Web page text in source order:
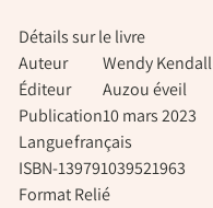
Détails sur le livre
Auteur
Wendy Kendall
Éditeur
Auzou éveil
Publication10 mars 2023
Languefrançais
ISBN-139791039521963
FormatRelié